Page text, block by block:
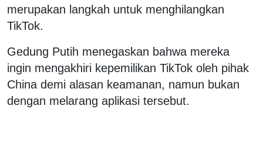
merupakan langkah untuk menghilangkan
TikTok.
Gedung Putih menegaskan bahwa mereka
ingin mengakhiri kepemilikan TikTok oleh pihak
China demi alasan keamanan, namun bukan
dengan melarang aplikasi tersebut.